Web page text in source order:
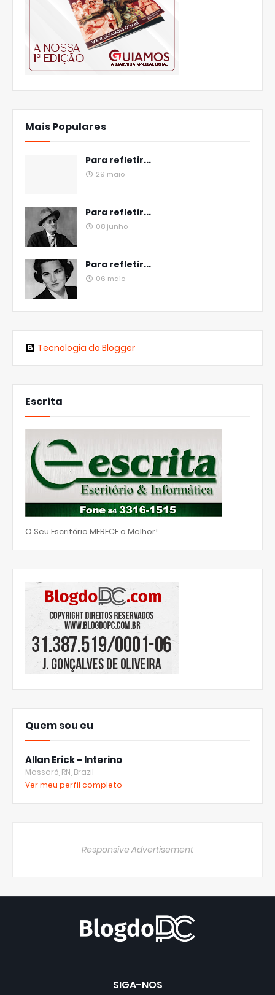
Mais Populares
Para refletir...
29 maio
Para refletir...
08 junho
Para refletir...
06 maio
Tecnologia do Blogger
Escrita
O Seu Escritório MERECE o Melhor!
Quem sou eu
Allan Erick - Interino
Mossoró, RN, Brazil
Ver meu perfil completo
Responsive Advertisement
SIGA-NOS